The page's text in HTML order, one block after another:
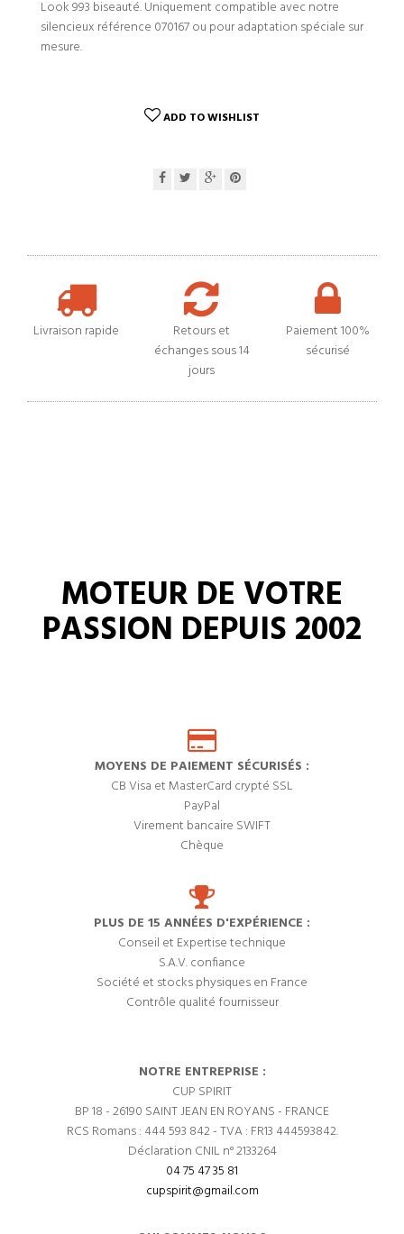
Look 993 biseauté. Uniquement compatible avec notre
silencieux référence 070167 ou pour adaptation spéciale sur
mesure.
ADD TO WISHLIST
Livraison rapide
Retours et
échanges sous 14
jours
Paiement 100%
sécurisé
MOTEUR DE VOTRE
PASSION DEPUIS 2002
MOYENS DE PAIEMENT SÉCURISÉS :
CB Visa et MasterCard crypté SSL
PayPal
Virement bancaire SWIFT
Chèque
PLUS DE 15 ANNÉES D'EXPÉRIENCE :
Conseil et Expertise technique
S.A.V. confiance
Société et stocks physiques en France
Contrôle qualité fournisseur
NOTRE ENTREPRISE :
CUP SPIRIT
BP 18 - 26190 SAINT JEAN EN ROYANS - FRANCE
RCS Romans : 444 593 842 - TVA : FR13 444593842.
Déclaration CNIL n° 2133264
04 75 47 35 81
cupspirit@gmail.com